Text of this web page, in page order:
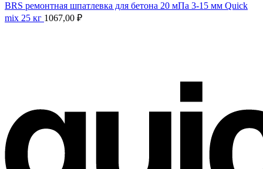
BRS ремонтная шпатлевка для бетона 20 мПа 3-15 мм Quick
mix 25 кг 1067,00 ₽